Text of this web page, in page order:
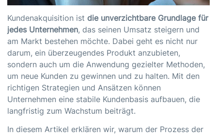
Kundenakquisition ist die unverzichtbare Grundlage für
jedes Unternehmen, das seinen Umsatz steigern und
am Markt bestehen möchte. Dabei geht es nicht nur
darum, ein überzeugendes Produkt anzubieten,
sondern auch um die Anwendung gezielter Methoden,
um neue Kunden zu gewinnen und zu halten. Mit den
richtigen Strategien und Ansätzen können
Unternehmen eine stabile Kundenbasis aufbauen, die
langfristig zum Wachstum beiträgt.
In diesem Artikel erklären wir, warum der Prozess der